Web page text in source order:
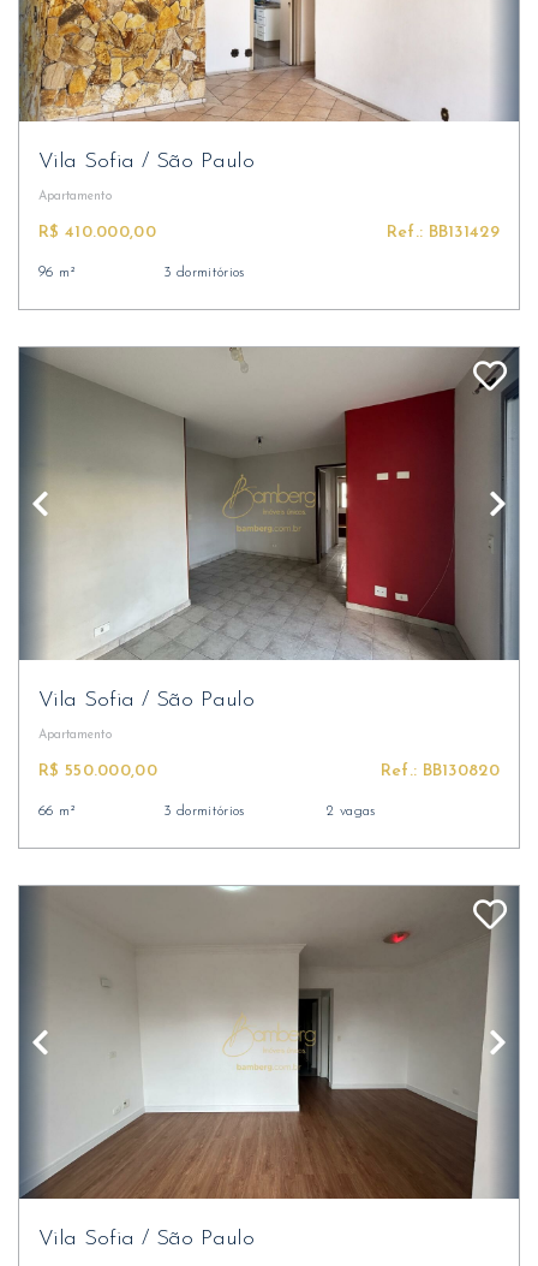
Vila Sofia/ São Paulo
Apartamento
R$ 410.000,00 Ref.: BB131429
96 m² 3 dormitórios
Vila Sofia/ São Paulo
Apartamento
R$ 550.000,00 Ref.: BB130820
66 m² 3 dormitórios 2 vagas
Vila Sofia/ São Paulo